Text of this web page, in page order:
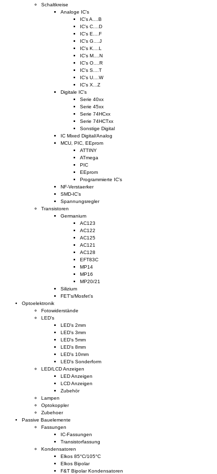
Schaltkreise
Analoge IC's
IC's A....B
IC's C....D
IC's E....F
IC's G....J
IC's K....L
IC's M....N
IC's O....R
IC's S....T
IC's U....W
IC's X...Z
Digitale IC's
Serie 40xx
Serie 45xx
Serie 74HCxx
Serie 74HCTxx
Sonstige Digital
IC Mixed Digital/Analog
MCU, PIC, EEprom
ATTINY
ATmega
PIC
EEprom
Programmierte IC's
NF-Verstaerker
SMD-IC's
Spannungsregler
Transistoren
Germanium
AC123
AC122
AC125
AC121
AC128
EFT83C
MP14
MP16
MP20/21
Silizium
FET's/Mosfet's
Optoelektronik
Fotowiderstände
LED's
LED's 2mm
LED's 3mm
LED's 5mm
LED's 8mm
LED's 10mm
LED's Sonderform
LED/LCD Anzeigen
LED Anzeigen
LCD Anzeigen
Zubehör
Lampen
Optokoppler
Zubehoer
Passive Bauelemente
Fassungen
IC-Fassungen
Transistorfassung
Kondensatoren
Elkos 85°C/105°C
Elkos Bipolar
F&T Bipolar Kondensatoren